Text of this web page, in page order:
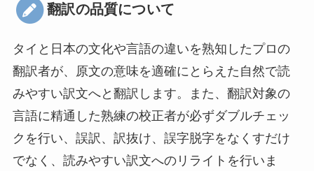
翻訳の品質について
タイと日本の文化や言語の違いを熟知したプロの
翻訳者が、原文の意味を適確にとらえた自然で読
みやすい訳文へと翻訳します。また、翻訳対象の
言語に精通した熟練の校正者が必ずダブルチェッ
クを行い、誤訳、訳抜け、誤字脱字をなくすだけ
でなく、読みやすい訳文へのリライトを行いま